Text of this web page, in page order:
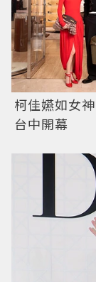
柯佳嬿如女
台中開幕